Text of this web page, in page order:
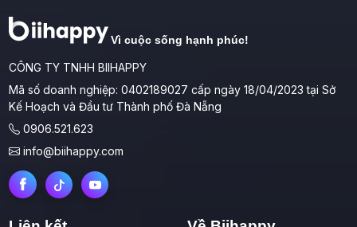
Vì cuộc sống hạnh phúc!
CÔNG TY TNHH BIIHAPPY
Mã số doanh nghiệp: 0402189027 cấp ngày 18/04/2023 tại Sở
Kế Hoạch và Đầu tư Thành phố Đà Nẵng
0906.521.623
info@biihappy.com